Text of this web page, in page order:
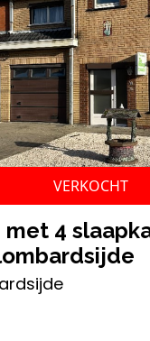
VERKOCHT